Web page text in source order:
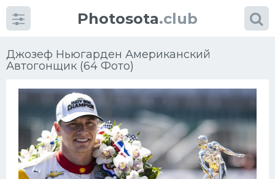
Photosota.club
Джозеф Ньюгарден Американский
Автогонщик (64 Фото)
КатегорииФото